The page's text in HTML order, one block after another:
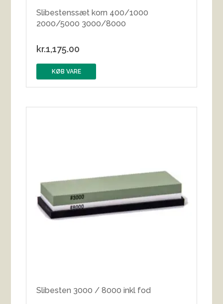
Slibestenssæt korn 400/1000
2000/5000 3000/8000
kr.1,175.00
KØB VARE
Slibesten 3000 / 8000 inkl fod